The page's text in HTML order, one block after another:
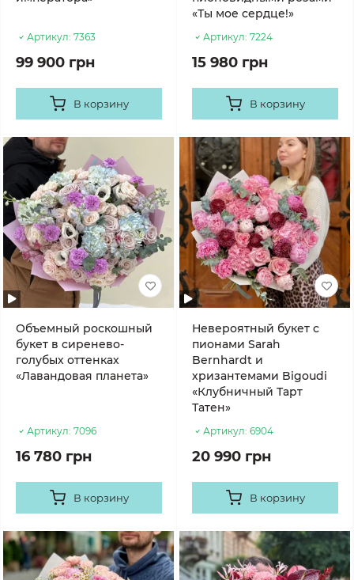
Артикул: 7363
99 900 грн
В корзину
«Ты мое сердце!»
Артикул: 7224
15 980 грн
В корзину
Объемный роскошный
букет в сиренево-
голубых оттенках
«Лавандовая планета»
Артикул: 7096
16 780 грн
В корзину
Невероятный букет с
пионами Sarah
Bernhardt и
хризантемами Bigoudi
«Клубничный Тарт
Татен»
Артикул: 6904
20 990 грн
В корзину